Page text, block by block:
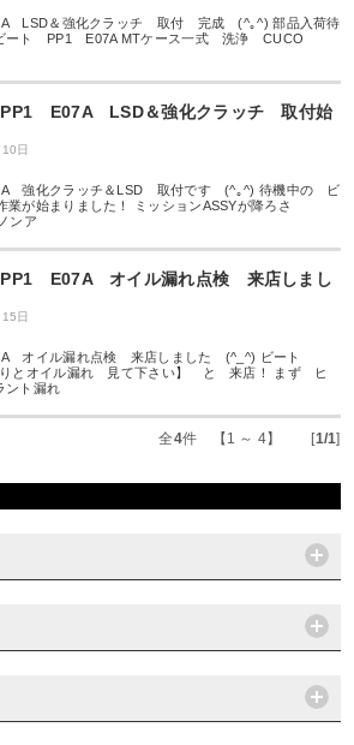
LSD＆強化クラッチ 取付 完成 (^｡^) 部品入荷待
ート PP1 E07A MTケース一式 洗浄 CUCO
E07A LSD＆強化クラッチ 取付始
日
強化クラッチ＆LSD 取付です (^｡^) 待機中の ビ
始まりました！ ミッションASSYが降ろさ
ンア
E07A オイル漏れ点検 来店しまし
日
オイル漏れ点検 来店しました (^_^) ビート
とオイル漏れ 見て下さい】 と 来店！ まず ヒ
ント漏れ
全4件 【1 ～ 4】 [1/1]